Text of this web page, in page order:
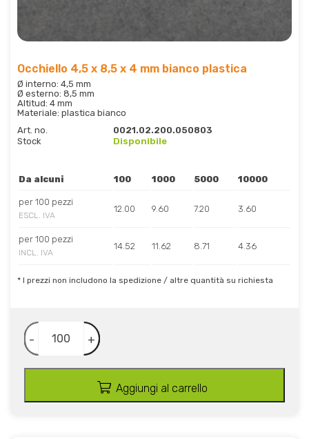
Occhiello 4,5 x 8,5 x 4 mm bianco plastica
Ø interno: 4,5 mm
Ø esterno: 8,5 mm
Altitud: 4 mm
Materiale: plastica bianco
Art. no.
0021.02.200.050803
Stock
Disponibile
Da alcuni 100 1000 5000 10000
per 100 pezzi
ESCL. IVA
12.00 9.60 7.20 3.60
per 100 pezzi
INCL. IVA
14.52 11.62 8.71 4.36
* I prezzi non includono la spedizione / altre quantità su richiesta
- +
Aggiungi al carrello